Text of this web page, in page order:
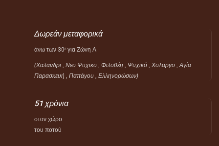
Δωρεάν μεταφορικά
άνω των 30ε για Ζώνη Α
(Χαλανδρι , Νεο Ψυχικο , Φιλοθέη , Ψυχικό ,
Χολαργο , Αγία
Παρασκευή , Παπάγου , Ελληνορώσων)
51 χρόνια
στον χώρο
του ποτού